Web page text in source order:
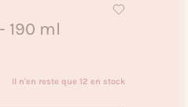
190 ml
Il n'en reste que 12 en stock